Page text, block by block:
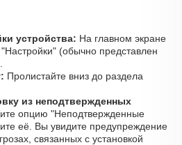
устройства: На главном экране
(обычно представлен
Пролистайте вниз до раздела
из неподтвержденных
опцию "Неподтвержденные
её. Вы увидите предупреждение
связанных с установкой